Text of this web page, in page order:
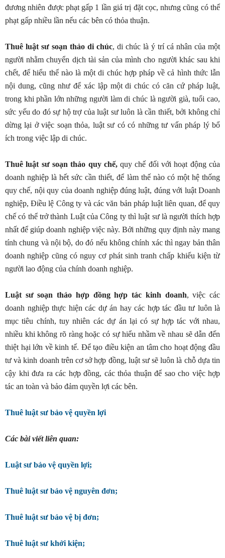
đương nhiên được phạt gấp 1 lần giá trị đặt cọc, nhưng cũng có thể
phạt gấp nhiều lần nếu các bên có thỏa thuận.
Thuê luật sư soạn thảo di chúc, di chúc là ý trí cá nhân của một
người nhằm chuyển dịch tài sản của mình cho người khác sau khi
chết, để hiểu thế nào là một di chúc hợp pháp về cả hình thức lẫn
nội dung, cũng như để xác lập một di chúc có căn cứ pháp luật,
trong khi phần lớn những người làm di chúc là người già, tuổi cao,
sức yếu do đó sự hộ trợ của luật sư luôn là cần thiết, bởi không chỉ
dừng lại ở việc soạn thỏa, luật sư có có những tư vấn pháp lý bổ
ích trong việc lập di chúc.
Thuê luật sư soạn thảo quy chế,quy chế đối với hoạt động của
doanh nghiệp là hết sức cần thiết, để làm thế nào có một hệ thống
quy chế, nội quy của doanh nghiệp đúng luật, đúng với luật Doanh
nghiệp, Điều lệ Công ty và các văn bản pháp luật liên quan, để quy
chế có thể trở thành Luật của Công ty thì luật sư là người thích hợp
nhất để giúp doanh nghiệp việc này. Bởi những quy định này mang
tính chung và nội bộ, do đó nếu không chính xác thì ngay bản thân
doanh nghiệp cũng có nguy cơ phát sinh tranh chấp khiếu kiện từ
người lao động của chính doanh nghiệp.
Luật sư soạn thảo hợp đồng hợp tác kinh doanh, việc các
doanh nghiệp thực hiện các dự án hay các hợp tác đầu tư luôn là
mục tiêu chính, tuy nhiên các dự án lại có sự hợp tác với nhau,
nhiều khi không rõ ràng hoặc có sự hiểu nhầm về nhau sẽ dẫn đến
thiệt hại lớn về kinh tế. Để tạo điều kiện an tâm cho hoạt động đầu
tư và kinh doanh trên cơ sở hợp đồng, luật sư sẽ luôn là chỗ dựa tin
cậy khi đưa ra các hợp đồng, các thỏa thuận để sao cho việc hợp
tác an toàn và bảo đảm quyền lợi các bên.
Thuê luật sư bảo vệ quyền lợi
Các bài viết liên quan:
Luật sư bảo vệ quyền lợi;
Thuê luật sư bảo vệ nguyên đơn;
Thuê luật sư bảo vệ bị đơn;
Thuê luật sư khởi kiện;